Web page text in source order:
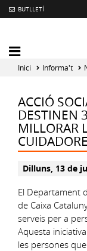
BUTLLETÍ
Mobile
menu
toggler
Inici Informa't
ACCIÓ
DESTINEN
MILLORAR
Dilluns, 13 de
El Departament
de Caixa
serveis per a
Aquesta
les persones